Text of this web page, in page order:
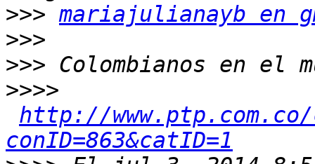
>>> mariajulianayb en
>>>
>>>
>>>>
http://
conID=863&catID=1